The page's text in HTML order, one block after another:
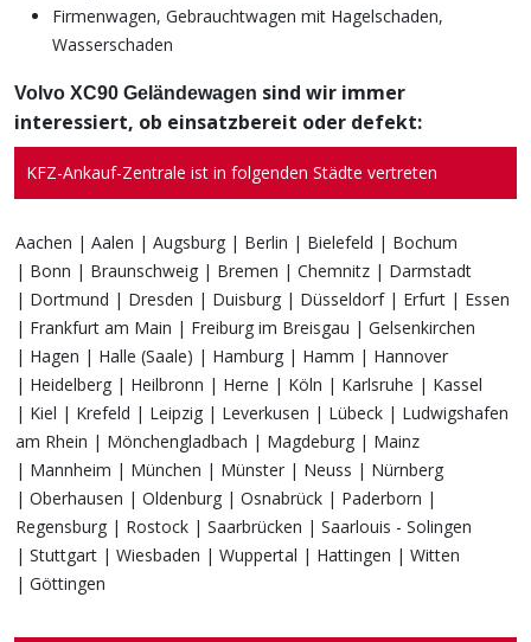
Firmenwagen, Gebrauchtwagen mit Hagelschaden,
Wasserschaden
Volvo XC90 Geländewagen sind wir immer
interessiert, ob einsatzbereit oder defekt:
KFZ-Ankauf-Zentrale ist in folgenden Städte vertreten
Aachen | Aalen | Augsburg | Berlin | Bielefeld | Bochum
| Bonn | Braunschweig | Bremen | Chemnitz | Darmstadt
| Dortmund | Dresden | Duisburg | Düsseldorf | Erfurt | Essen
| Frankfurt am Main | Freiburg im Breisgau | Gelsenkirchen
| Hagen | Halle (Saale) | Hamburg | Hamm | Hannover
| Heidelberg | Heilbronn | Herne | Köln | Karlsruhe | Kassel
| Kiel | Krefeld | Leipzig | Leverkusen | Lübeck | Ludwigshafen
am Rhein | Mönchengladbach | Magdeburg | Mainz
| Mannheim | München | Münster | Neuss | Nürnberg
| Oberhausen | Oldenburg | Osnabrück | Paderborn |
Regensburg | Rostock | Saarbrücken | Saarlouis - Solingen
| Stuttgart | Wiesbaden | Wuppertal | Hattingen | Witten
| Göttingen